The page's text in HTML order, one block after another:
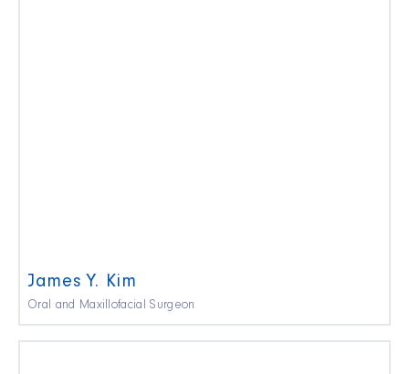
James Y. Kim
Oral and Maxillofacial Surgeon